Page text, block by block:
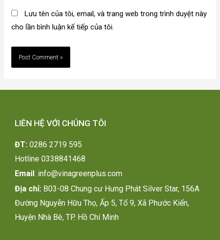
Lưu tên của tôi, email, và trang web trong trình duyệt này
cho lần bình luận kế tiếp của tôi.
LIÊN HỆ VỚI CHÚNG TÔI
ĐT: 0286 2719 595
Hotline 0338841468
Email : info@vinagreenplus.com
Địa chỉ: B03-08 Chung cư Hưng Phát Silver Star, 156A
Đường Nguyễn Hữu Thọ, Ấp 5, Tổ 9, Xã Phước Kiển,
Huyện Nhà Bè, TP. Hồ Chí Minh